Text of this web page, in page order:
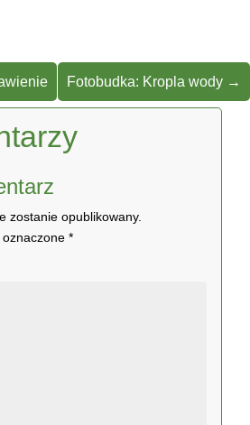
Fotobudka: Kropla wody →
zostanie opublikowany.
oznaczone*